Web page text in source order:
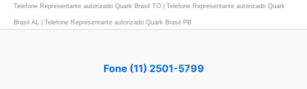
Telefone Representante autorizado Quark Brasil TO | Telefone Representante autorizado Quark
Brasil AL | Telefone Representante autorizado Quark Brasil PB
Fone (11) 2501-5799